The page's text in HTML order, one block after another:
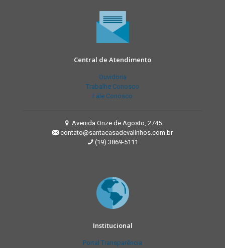
Central de Atendimento
Ouvidoria
Trabalhe Conosco
Fale Conosco
Avenida Onze de Agosto, 2745
contato@santacasadevalinhos.com.br
(19) 3869-5111
Institucional
Portal Transparência